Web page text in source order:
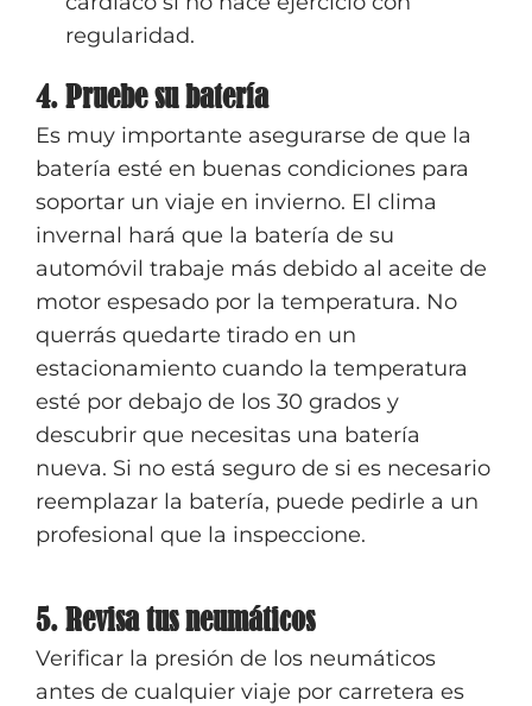
regularidad.
4. Pruebe su batería
Es muy importante asegurarse de que la
batería esté en buenas condiciones para
soportar un viaje en invierno. El clima
invernal hará que la batería de su
automóvil trabaje más debido al aceite de
motor espesado por la temperatura. No
querrás quedarte tirado en un
estacionamiento cuando la temperatura
esté por debajo de los 30 grados y
descubrir que necesitas una batería
nueva. Si no está seguro de si es necesario
reemplazar la batería, puede pedirle a un
profesional que la inspeccione.
5. Revisa tus neumáticos
Verificar la presión de los neumáticos
antes de cualquier viaje por carretera es